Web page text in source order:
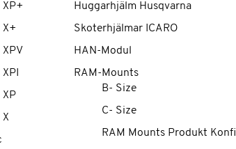
Huggarhjälm Husqvarna
Skoterhjälmar ICARO
HAN-Modul
RAM-Mounts
B- Size
C- Size
RAM Mounts Produkt